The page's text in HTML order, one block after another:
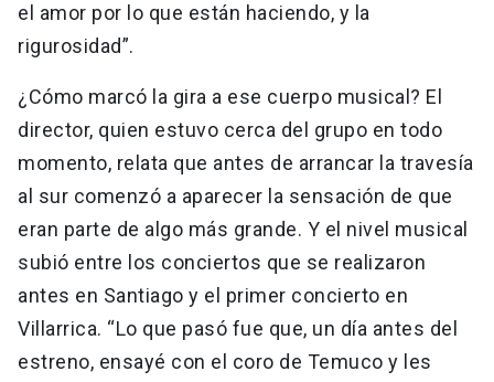
el amor por lo que están haciendo, y la
rigurosidad”.
¿Cómo marcó la gira a ese cuerpo musical? El
director, quien estuvo cerca del grupo en todo
momento, relata que antes de arrancar la travesía
al sur comenzó a aparecer la sensación de que
eran parte de algo más grande. Y el nivel musical
subió entre los conciertos que se realizaron
antes en Santiago y el primer concierto en
Villarrica. “Lo que pasó fue que, un día antes del
estreno, ensayé con el coro de Temuco y les